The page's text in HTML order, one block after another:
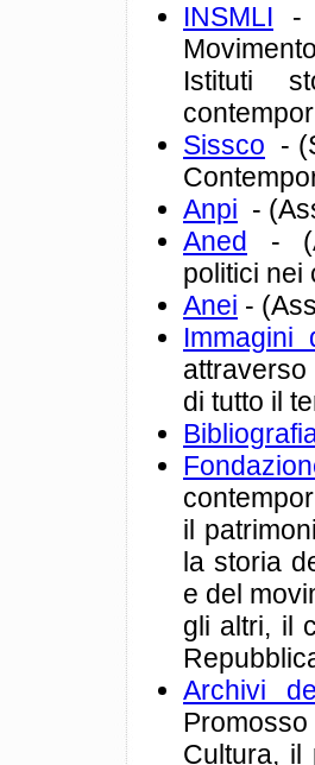
INSMLI -
Istituti
Sissco -
Anpi -
Aned
-
politici nei
Anei -
Immagini
attraverso
di tutto il
il
la storia
e del
gli altri, il
Archivi
Cultura, il